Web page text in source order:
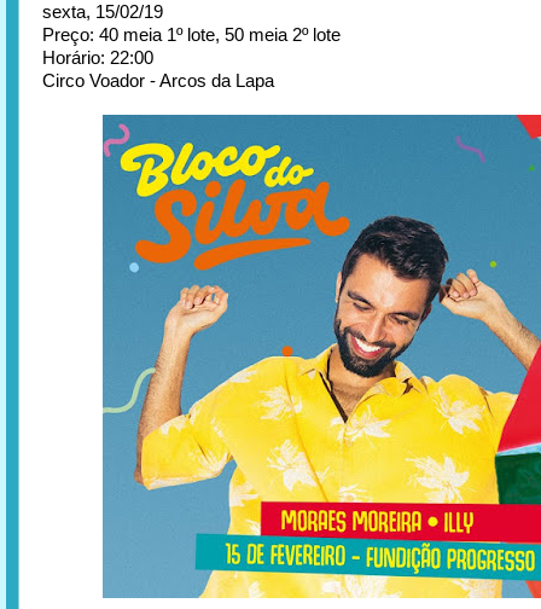
sexta, 15/02/19
Preço: 40 meia 1º lote, 50 meia 2º lote
Horário: 22:00
Circo Voador - Arcos da Lapa